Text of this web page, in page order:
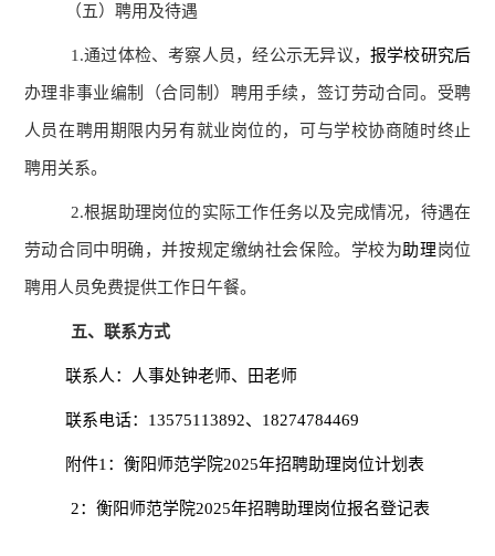
（五）聘用及待遇
1.通过体检、考察人员，经公示无异议， 报学校研究后
办理非事业编制（合同制）聘用手续，签订劳动合同。受聘
人员在聘用期限内另有就业岗位的，可与学校协商随时终止
聘用关系。
2.根据助理岗位的实际工作任务以及完成情况，待遇在
劳动合同中明确，并按规定缴纳社会保险。学校为助理岗位
聘用人员免费提供工作日午餐。
五、联系方式
联系人：人事处钟老师、田老师
联系电话： 13575113892、18274784469
附件1： 衡阳师范学院2025年招聘助理岗位计划 表
2： 衡阳师范学院2025年招聘助理岗位报名登记表